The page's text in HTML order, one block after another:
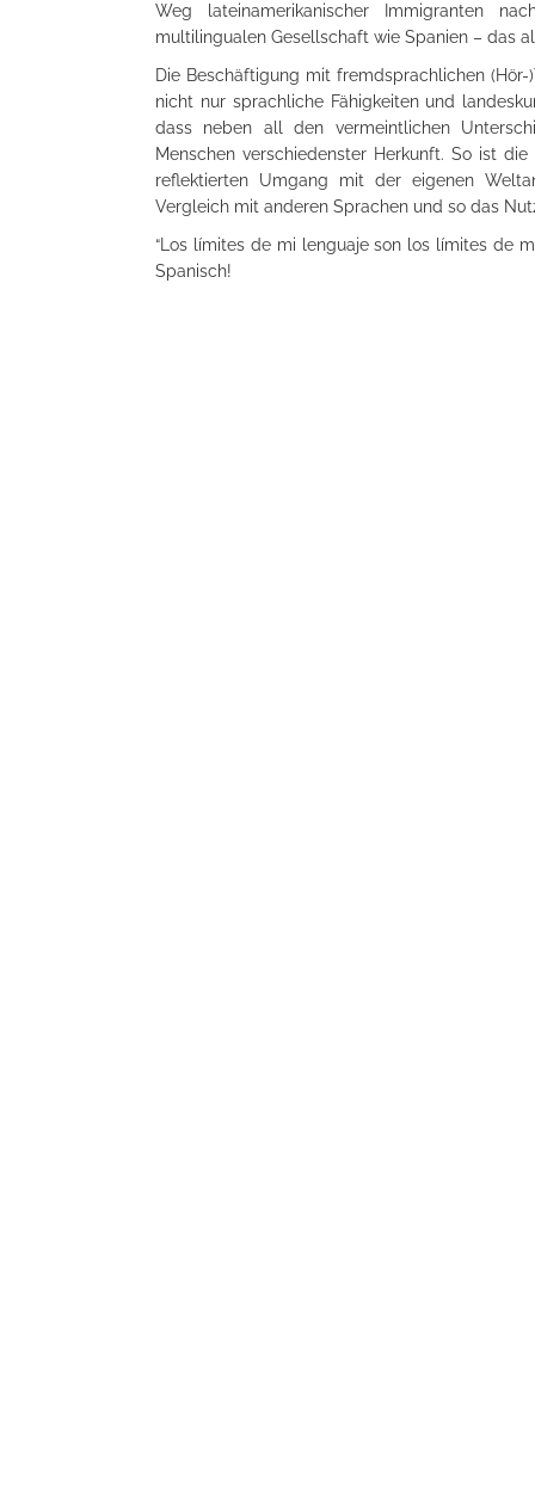
Weg lateinamerikanischer Immigranten
multilingualen Gesellschaft wie Spanien – das
Die Beschäftigung mit fremdsprachlichen
nicht nur sprachliche Fähigkeiten und
dass neben all den vermeintlichen
Menschen verschiedenster Herkunft. So ist
reflektierten Umgang mit der eigenen
Vergleich mit anderen Sprachen und so das
“Los límites de mi lenguaje son los límites de
Spanisch!